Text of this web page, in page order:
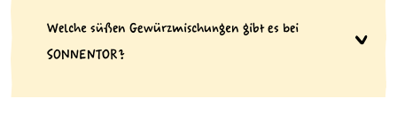
Welche süßen Gewürzmischungen gibt es bei
SONNENTOR?